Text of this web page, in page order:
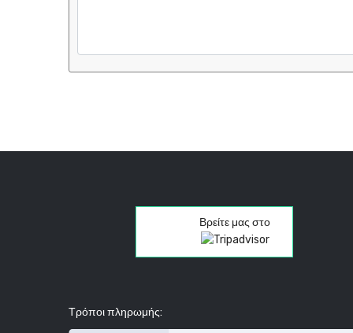
Βρείτε μας στο
Τρόποι πληρωμής: